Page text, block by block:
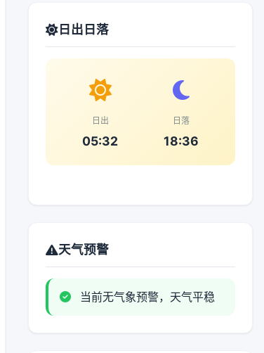
日出日落
日出
05:32
日落
18:36
天气预警
当前无气象预警，天气平稳